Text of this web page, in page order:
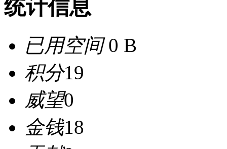
统计信息
已用空间0 B
积分19
威望0
金钱18